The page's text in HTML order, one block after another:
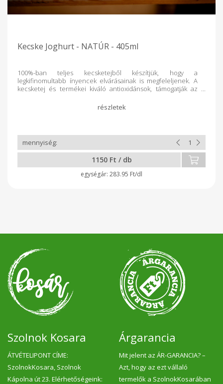
Kecske Joghurt - NATÚR - 405ml
100%-ban teljes kecsketejből készítjük, hogy a
legkifinomultabb ínyencek elvárásainak is megfeleljenek. A
kecsketej és termékei kiváló antioxidánsok, támogatják az
tesznek a pajzsmirigy működésének. A bennük található B-
vitaminok hatékonyan hozzájárulnak az idegrendszer és az
szeretettel nevelkednek, ami meghozza az eredményét a
kimagasló minőségű tej formájában, amelyből joghurtjainkat
készítjük. Előállítási folyamatunk során teljes mértékben
mellőzzük a mesterséges adalékanyagok, színezékek és
tartósítószerek használatát.
1150 Ft / db
283.95 Ft/dl
Szolnok Kosara
ÁTVÉTELIPONT CÍME:
SzolnokKosara, Szolnok
Kápolna út 23. Elérhetőségeink:
Árgarancia
Mit jelent az ÁR-GARANCIA? –
Azt, hogy az ezt vállaló
termelők a SzolnokKosarában